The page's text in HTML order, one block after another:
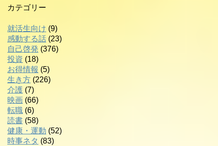
カテゴリー
就活生向け (9)
感動する話 (23)
自己啓発 (376)
投資 (18)
お得情報 (5)
生き方 (226)
介護 (7)
映画 (66)
転職 (6)
読書 (58)
健康・運動 (52)
時事ネタ (83)